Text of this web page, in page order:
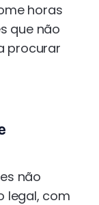
horas
que não
procurar
não
legal, com